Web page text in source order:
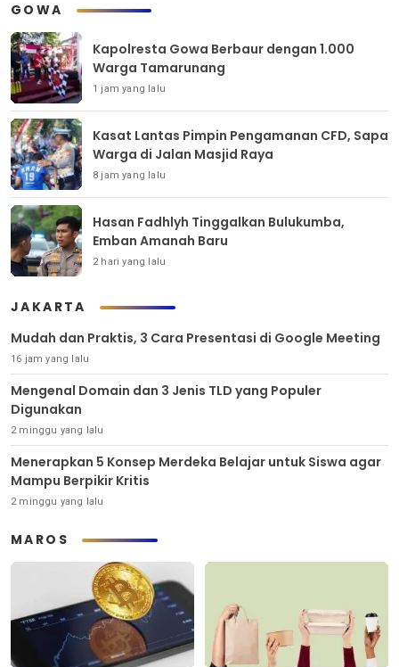
GOWA
Kapolresta Gowa Berbaur dengan 1.000
Warga Tamarunang
1 jam yang lalu
Kasat Lantas Pimpin Pengamanan CFD, Sapa
Warga di Jalan Masjid Raya
8 jam yang lalu
Hasan Fadhlyh Tinggalkan Bulukumba,
Emban Amanah Baru
2 hari yang lalu
JAKARTA
Mudah dan Praktis, 3 Cara Presentasi di Google Meeting
16 jam yang lalu
Mengenal Domain dan 3 Jenis TLD yang Populer
Digunakan
2 minggu yang lalu
Menerapkan 5 Konsep Merdeka Belajar untuk Siswa agar
Mampu Berpikir Kritis
2 minggu yang lalu
MAROS